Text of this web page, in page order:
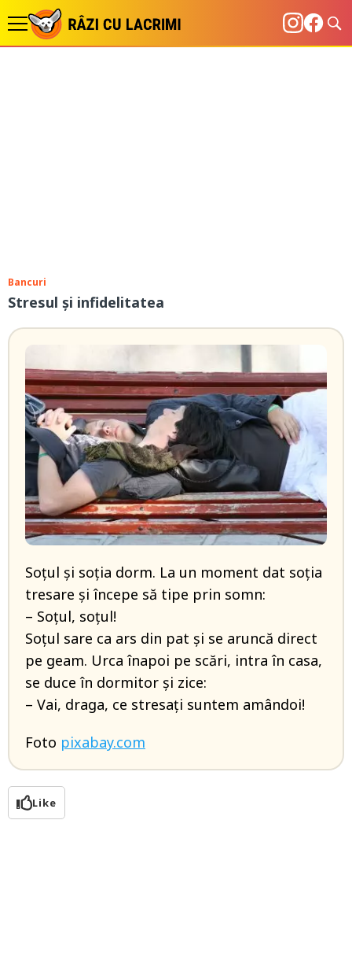
Bancuri
Stresul și infidelitatea
Soțul și soția dorm. La un moment dat soția
tresare și începe să tipe prin somn:
– Soțul, soțul!
Soțul sare ca ars din pat și se aruncă direct
pe geam. Urca înapoi pe scări, intra în casa,
se duce în dormitor și zice:
– Vai, draga, ce stresați suntem amândoi!
Foto pixabay.com
Like